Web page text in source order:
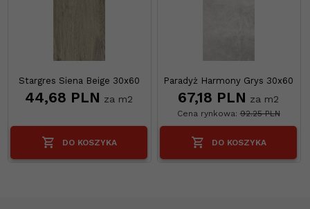
Stargres Siena Beige 30x60
44,68 PLN za m2
DO KOSZYKA
Paradyż Harmony Grys 30x60
67,18 PLN za m2
Cena rynkowa:92.25 PLN
DO KOSZYKA